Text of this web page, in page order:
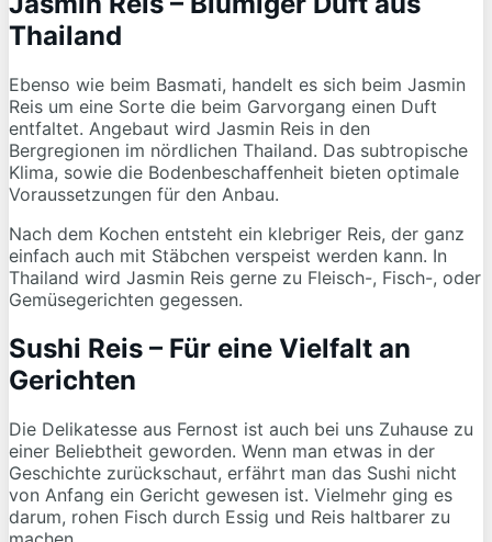
Thailand
Ebenso wie beim Basmati, handelt es sich beim Jasmin
Reis um eine Sorte die beim Garvorgang einen Duft
entfaltet. Angebaut wird Jasmin Reis in den
Bergregionen im nördlichen Thailand. Das subtropische
Klima, sowie die Bodenbeschaffenheit bieten optimale
Voraussetzungen für den Anbau.
Nach dem Kochen entsteht ein klebriger Reis, der ganz
einfach auch mit Stäbchen verspeist werden kann. In
Thailand wird Jasmin Reis gerne zu Fleisch-, Fisch-, oder
Gemüsegerichten gegessen.
Sushi Reis – Für eine Vielfalt an
Gerichten
Die Delikatesse aus Fernost ist auch bei uns Zuhause zu
einer Beliebtheit geworden. Wenn man etwas in der
Geschichte zurückschaut, erfährt man das Sushi nicht
von Anfang ein Gericht gewesen ist. Vielmehr ging es
darum, rohen Fisch durch Essig und Reis haltbarer zu